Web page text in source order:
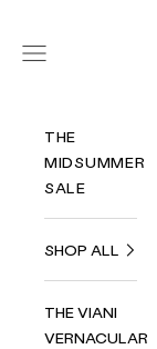
Menü
THE
MIDSUMMER
SALE
SHOP ALL
THE VIANI
VERNACULAR